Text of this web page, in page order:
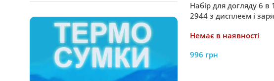
Набір для догляду 6 в
2944 з дисплеєм і
Немає в наявності
996 грн